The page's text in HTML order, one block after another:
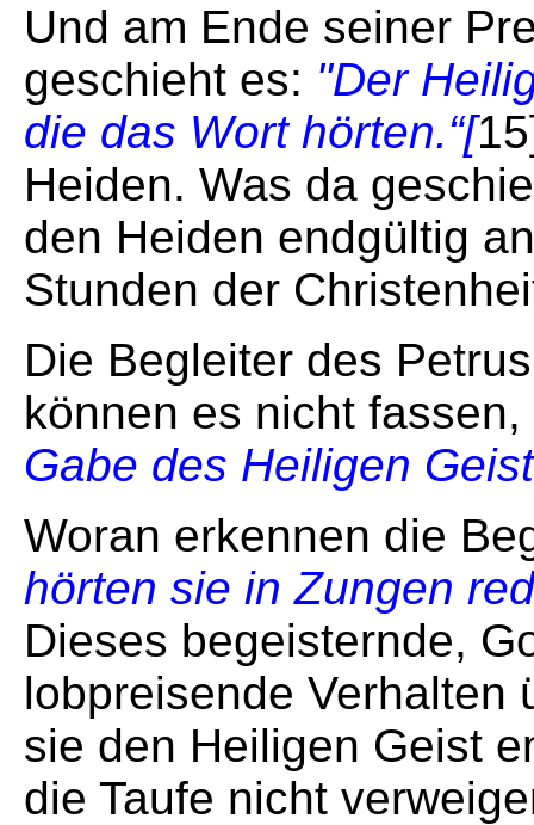
Und am Ende seiner
geschieht es: "Der
die das Wort hörten.“[
Heiden. Was da
den Heiden endgültig
Stunden der
Die Begleiter des
können es nicht fassen,
Gabe des Heiligen
Woran erkennen die
hörten sie in Zungen
Dieses begeisternde,
lobpreisende Verhalten
sie den Heiligen Geist
die Taufe nicht